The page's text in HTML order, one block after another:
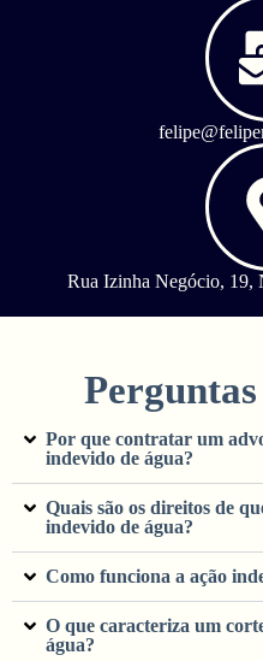
Rua Izinha Negócio, 19,
Por que contratar um
indevido de água?
Quais são os direitos de
indevido de água?
Como funciona a ação
O que caracteriza um
água?